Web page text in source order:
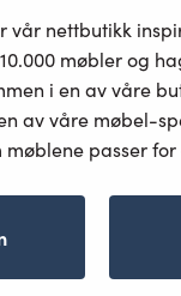
vår nettbutikk
møbler og
i en av våre
av våre møbel-
møblene passer for